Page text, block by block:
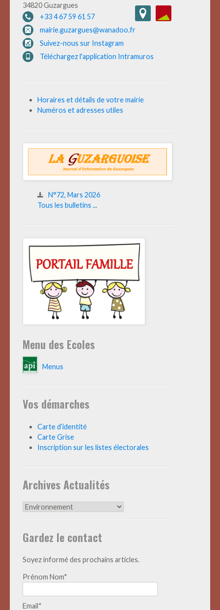
34820 Guzargues
+33 4 67 59 61 57
mairie.guzargues@wanadoo.fr
Suivez-nous sur Instagram
Téléchargez l'application Intramuros
Horaires et détails de votre mairie
Numéros et adresses utiles
N°72, Mars 2026
Tous les bulletins ...
Menu des Ecoles
Menus
Vos démarches
Carte d’identité
Carte Grise
Inscription sur les listes électorales
Archives Actualités
Archives
Gardez le contact
Soyez informé des prochains articles.
Prénom Nom*
Email*